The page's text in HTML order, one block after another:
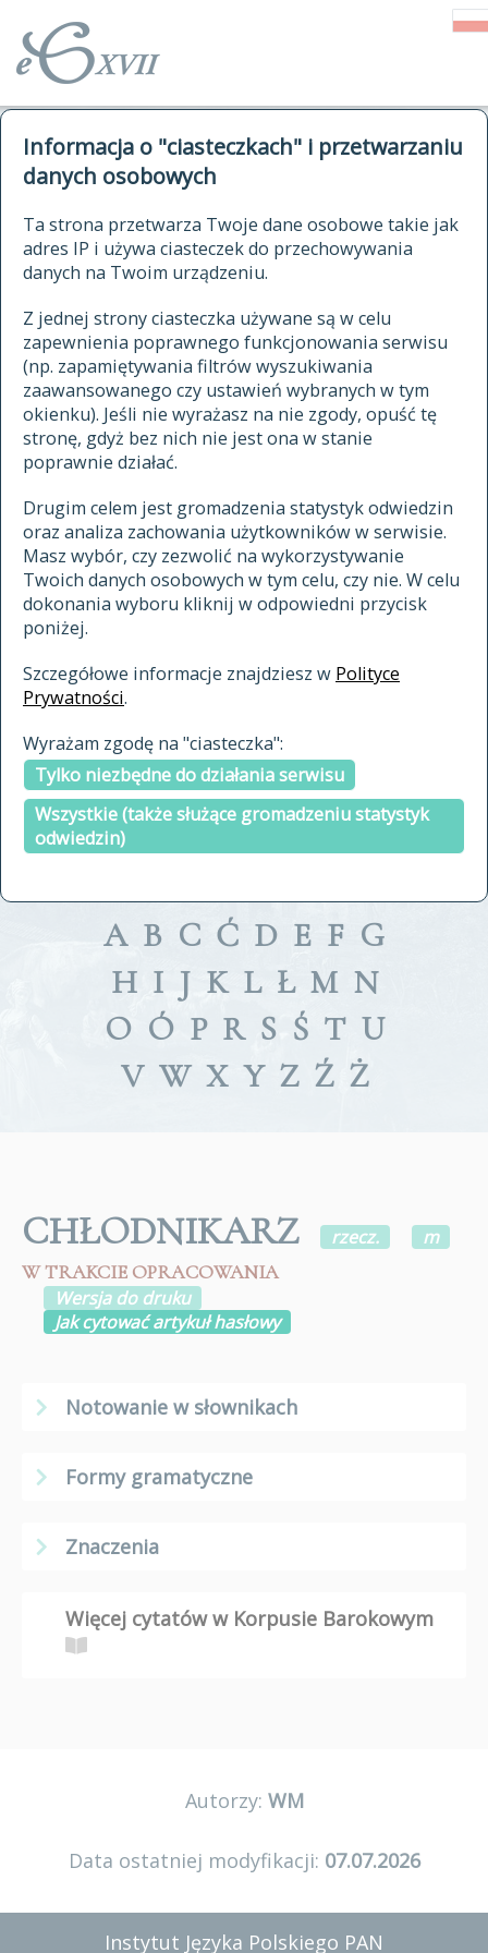
Informacja o "ciasteczkach" i przetwarzaniu
danych osobowych
Ta strona przetwarza Twoje dane osobowe takie jak
adres IP i używa ciasteczek do przechowywania
danych na Twoim urządzeniu.
Z jednej strony ciasteczka używane są w celu
zapewnienia poprawnego funkcjonowania serwisu
(np. zapamiętywania filtrów wyszukiwania
zaawansowanego czy ustawień wybranych w tym
okienku). Jeśli nie wyrażasz na nie zgody, opuść tę
stronę, gdyż bez nich nie jest ona w stanie
poprawnie działać.
Drugim celem jest gromadzenia statystyk odwiedzin
oraz analiza zachowania użytkowników w serwisie.
Masz wybór, czy zezwolić na wykorzystywanie
Twoich danych osobowych w tym celu, czy nie. W celu
dokonania wyboru kliknij w odpowiedni przycisk
poniżej.
Szczegółowe informacje znajdziesz w Polityce
Prywatności.
Wyrażam zgodę na "ciasteczka":
Tylko niezbędne do działania serwisu
Wszystkie (także służące gromadzeniu statystyk
odwiedzin)
autorzy Słownika
historia
publikacje
źródła
autorzy tekstów źródłowych
zasady opracowania
statystyki
najnowsze hasła
ostatnio zmodyfikowane hasła
materiały archiwalne
cytowanie
kontakt
kwerendy
jak cytować Słownik
ELEKTRONICZNY SŁOWNIK
JĘZYKA POLSKIEGO
XVII I XVIII WIEKU
znajdź hasła
zaczynające się od
indeksie
a fronte
a tergo
A B C Ć D E F G
H I J K L Ł M N
O Ó P R S Ś T U
V W X Y Z Ź Ż
CHŁODNIKARZ rzecz.
m
W TRAKCIE OPRACOWANIA
Wersja do druku
Jak cytować artykuł hasłowy
Notowanie w słownikach
Formy gramatyczne
Znaczenia
Więcej cytatów w Korpusie Barokowym
Autorzy: WM
Data ostatniej modyfikacji: 07.07.2026
Instytut Języka Polskiego PAN